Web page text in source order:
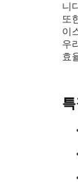
니
또
이
우
효